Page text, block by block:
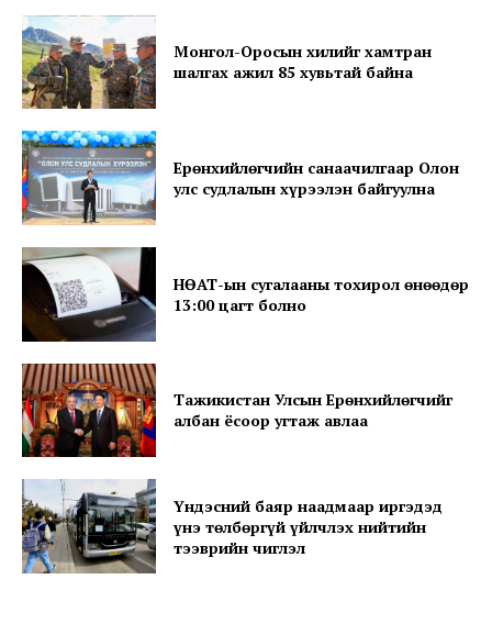
Company
Монгол-Оросын хилийг хамтран
шалгах ажил 85 хувьтай байна
Ерөнхийлөгчийн санаачилгаар Олон
улс судлалын хүрээлэн байгуулна
НӨАТ-ын сугалааны тохирол өнөөдөр
13:00 цагт болно
Тажикистан Улсын Ерөнхийлөгчийг
албан ёсоор угтаж авлаа
Үндэсний баяр наадмаар иргэдэд
үнэ төлбөргүй үйлчлэх нийтийн
тээврийн чиглэл